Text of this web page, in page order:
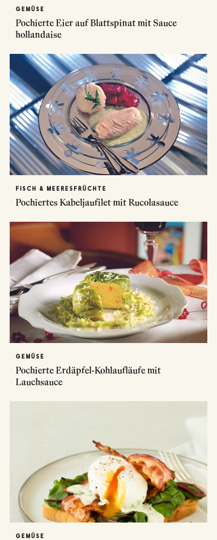
GEMÜSE
Pochierte Eier auf Blattspinat mit Sauce
hollandaise
FISCH & MEERESFRÜCHTE
Pochiertes Kabeljaufilet mit Rucolasauce
GEMÜSE
Pochierte Erdäpfel-Kohlaufläufe mit
Lauchsauce
GEMÜSE